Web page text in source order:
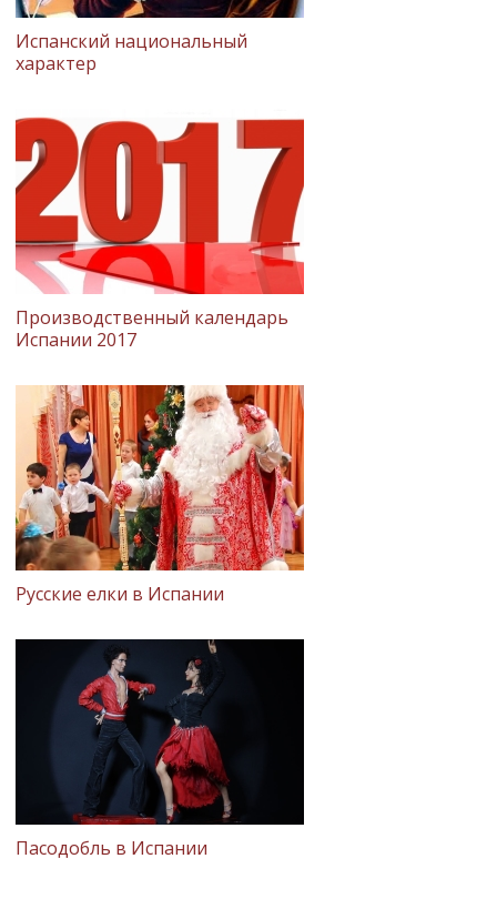
Испанский национальный
характер
Производственный календарь
Испании 2017
Русские елки в Испании
Пасодобль в Испании